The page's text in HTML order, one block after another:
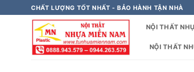
qua
CHẤT LƯỢNG TỐT NHẤT - BẢO HÀNH TẬN NHÀ
NỘI THẤT
NỘI THẤT